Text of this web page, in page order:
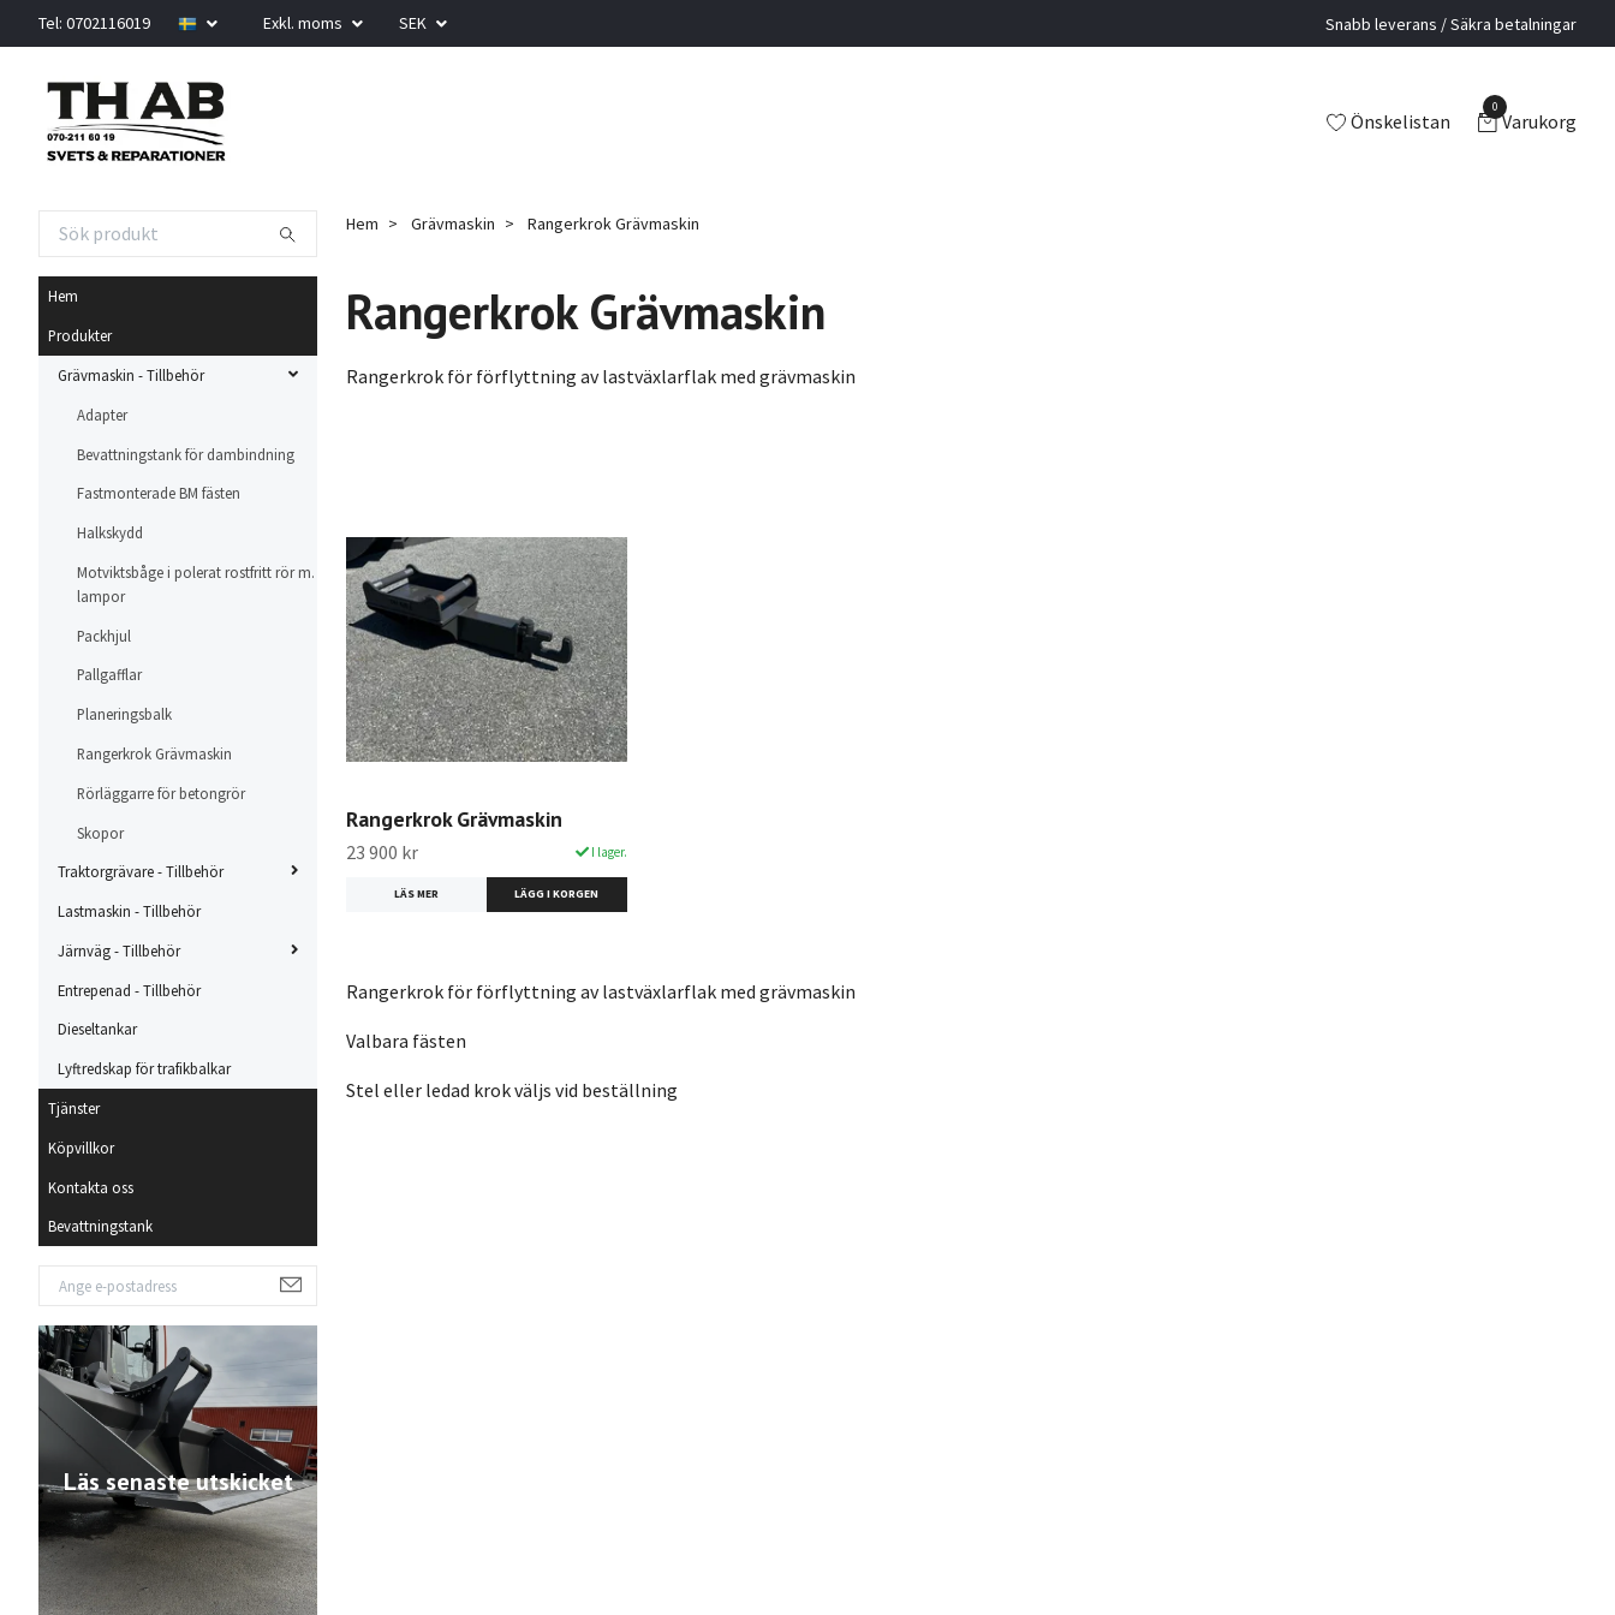
Tel: 0702116019 Exkl. moms SEK Snabb leverans / Säkra betalningar
Önskelistan
0
Varukorg
Hem
Produkter
Grävmaskin - Tillbehör
Adapter
Bevattningstank för dambindning
Fastmonterade BM fästen
Halkskydd
Motviktsbåge i polerat rostfritt rör m.
lampor
Packhjul
Pallgafflar
Planeringsbalk
Rangerkrok Grävmaskin
Rörläggarre för betongrör
Skopor
Traktorgrävare - Tillbehör
Lastmaskin - Tillbehör
Järnväg - Tillbehör
Entrepenad - Tillbehör
Dieseltankar
Lyftredskap för trafikbalkar
Tjänster
Köpvillkor
Kontakta oss
Bevattningstank
Läs senaste utskicket
Hem Grävmaskin Rangerkrok Grävmaskin
Rangerkrok Grävmaskin
Rangerkrok för förflyttning av lastväxlarflak med grävmaskin
Rangerkrok Grävmaskin
23 900 kr I lager.
LÄS MER LÄGG I KORGEN
Rangerkrok för förflyttning av lastväxlarflak med grävmaskin
Valbara fästen
Stel eller ledad krok väljs vid beställning